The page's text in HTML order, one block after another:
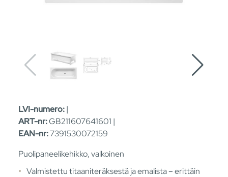
LVI-numero:|
ART-nr:GB211607641601 |
EAN-nr:7391530072159
Puolipaneelikehikko, valkoinen
Valmistettu titaaniteräksestä ja emalista – erittäin